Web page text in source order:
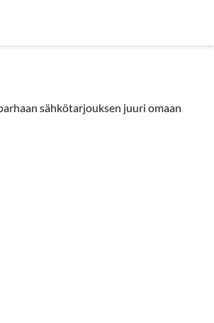
sähkötarjouksen juuri omaan